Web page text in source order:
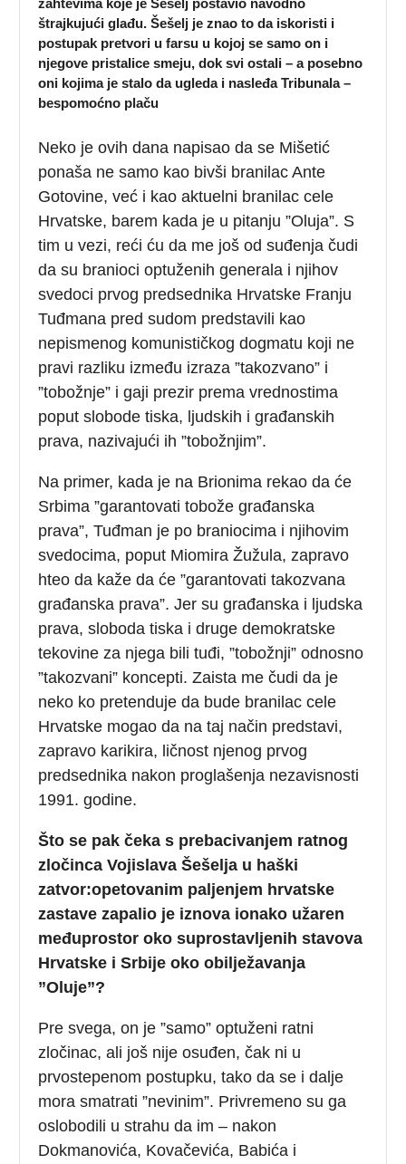
zahtevima koje je Šešelj postavio navodno
štrajkujući glađu. Šešelj je znao to da iskoristi i
postupak pretvori u farsu u kojoj se samo on i
njegove pristalice smeju, dok svi ostali – a posebno
oni kojima je stalo da ugleda i nasleđa Tribunala –
bespomoćno plaču
Neko je ovih dana napisao da se Mišetić
ponaša ne samo kao bivši branilac Ante
Gotovine, već i kao aktuelni branilac cele
Hrvatske, barem kada je u pitanju ”Oluja”. S
tim u vezi, reći ću da me još od suđenja čudi
da su branioci optuženih generala i njihov
svedoci prvog predsednika Hrvatske Franju
Tuđmana pred sudom predstavili kao
nepismenog komunističkog dogmatu koji ne
pravi razliku između izraza ”takozvano” i
”tobožnje” i gaji prezir prema vrednostima
poput slobode tiska, ljudskih i građanskih
prava, nazivajući ih ”tobožnjim”.
Na primer, kada je na Brionima rekao da će
Srbima ”garantovati tobože građanska
prava”, Tuđman je po braniocima i njihovim
svedocima, poput Miomira Žužula, zapravo
hteo da kaže da će ”garantovati takozvana
građanska prava”. Jer su građanska i ljudska
prava, sloboda tiska i druge demokratske
tekovine za njega bili tuđi, ”tobožnji” odnosno
”takozvani” koncepti. Zaista me čudi da je
neko ko pretenduje da bude branilac cele
Hrvatske mogao da na taj način predstavi,
zapravo karikira, ličnost njenog prvog
predsednika nakon proglašenja nezavisnosti
1991. godine.
Što se pak čeka s prebacivanjem ratnog
zločinca Vojislava Šešelja u haški
zatvor:opetovanim paljenjem hrvatske
zastave zapalio je iznova ionako užaren
međuprostor oko suprostavljenih stavova
Hrvatske i Srbije oko obilježavanja
”Oluje”?
Pre svega, on je ”samo” optuženi ratni
zločinac, ali još nije osuđen, čak ni u
prvostepenom postupku, tako da se i dalje
mora smatrati ”nevinim”. Privremeno su ga
oslobodili u strahu da im – nakon
Dokmanovića, Kovačevića, Babića i